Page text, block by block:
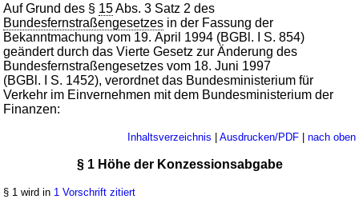
Auf Grund des § 15Abs. 3 Satz 2 des
Bundesfernstraßengesetzes in der Fassung der
Bekanntmachung vom 19. April 1994 (BGBl. I S. 854)
geändert durch das Vierte Gesetz zur Änderung des
Bundesfernstraßengesetzes vom 18. Juni 1997
(BGBl. I S. 1452), verordnet das Bundesministerium für
Verkehr im Einvernehmen mit dem Bundesministerium der
Finanzen:
Inhaltsverzeichnis | Ausdrucken/PDF| nach oben
§ 1 Höhe der Konzessionsabgabe
§ 1 wird in 1 Vorschrift zitiert